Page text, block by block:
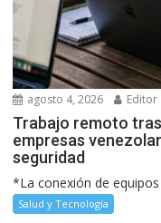
agosto 4, 2026 Editor
Trabajo remoto
empresas
seguridad
*La conexión de
Salud y Tecnología